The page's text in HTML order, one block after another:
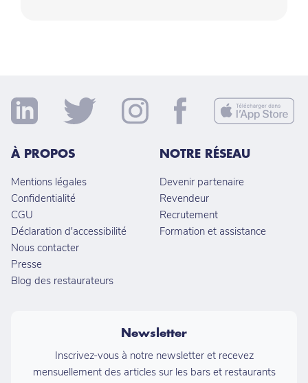
À PROPOS
Mentions légales
Confidentialité
CGU
Déclaration d'accessibilité
Nous contacter
Presse
Blog des restaurateurs
NOTRE RÉSEAU
Devenir partenaire
Revendeur
Recrutement
Formation et assistance
Newsletter
Inscrivez-vous à notre newsletter et recevez
mensuellement des articles sur les bars et restaurants